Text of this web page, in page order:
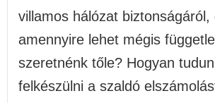
villamos hálózat biztonságáról,
amennyire lehet mégis
szeretnénk tőle? Hogyan
felkészülni a szaldó